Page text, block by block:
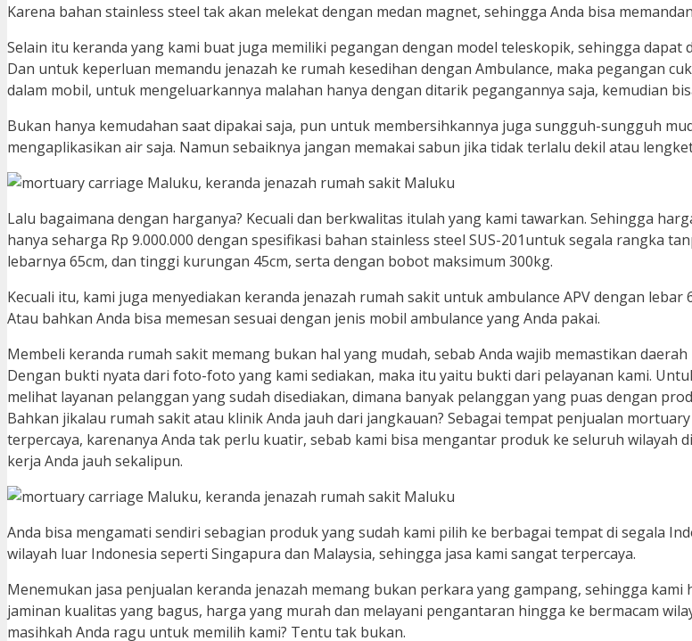
Karena bahan stainless steel tak akan melekat dengan medan magnet, sehingga Anda bisa
Selain itu keranda yang kami buat juga memiliki pegangan dengan model teleskopik, sehingga
Dan untuk keperluan memandu jenazah ke rumah kesedihan dengan Ambulance, maka pegangan
dalam mobil, untuk mengeluarkannya malahan hanya dengan ditarik pegangannya saja, kemudian
Bukan hanya kemudahan saat dipakai saja, pun untuk membersihkannya juga sungguh-sungguh
mengaplikasikan air saja. Namun sebaiknya jangan memakai sabun jika tidak terlalu dekil atau
Lalu bagaimana dengan harganya? Kecuali dan berkwalitas itulah yang kami tawarkan. Sehingga
hanya seharga Rp 9.000.000 dengan spesifikasi bahan stainless steel SUS-201untuk segala rangka
lebarnya 65cm, dan tinggi kurungan 45cm, serta dengan bobot maksimum 300kg.
Kecuali itu, kami juga menyediakan keranda jenazah rumah sakit untuk ambulance APV dengan
Atau bahkan Anda bisa memesan sesuai dengan jenis mobil ambulance yang Anda pakai.
Membeli keranda rumah sakit memang bukan hal yang mudah, sebab Anda wajib memastikan
Dengan bukti nyata dari foto-foto yang kami sediakan, maka itu yaitu bukti dari pelayanan kami.
melihat layanan pelanggan yang sudah disediakan, dimana banyak pelanggan yang puas dengan
Bahkan jikalau rumah sakit atau klinik Anda jauh dari jangkauan? Sebagai tempat penjualan
terpercaya, karenanya Anda tak perlu kuatir, sebab kami bisa mengantar produk ke seluruh wilayah
kerja Anda jauh sekalipun.
Anda bisa mengamati sendiri sebagian produk yang sudah kami pilih ke berbagai tempat di segala
wilayah luar Indonesia seperti Singapura dan Malaysia, sehingga jasa kami sangat terpercaya.
Menemukan jasa penjualan keranda jenazah memang bukan perkara yang gampang, sehingga kami
jaminan kualitas yang bagus, harga yang murah dan melayani pengantaran hingga ke bermacam
masihkah Anda ragu untuk memilih kami? Tentu tak bukan.